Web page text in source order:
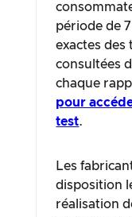
période de
exactes des
consultées
chaque
pour
test.
Les
disposition
réalisation